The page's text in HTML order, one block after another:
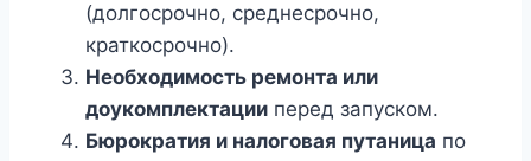
(долгосрочно, среднесрочно,
краткосрочно).
Необходимость ремонта или
доукомплектации перед запуском.
Бюрократия и налоговая путаница по